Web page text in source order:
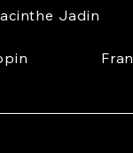
Jadin